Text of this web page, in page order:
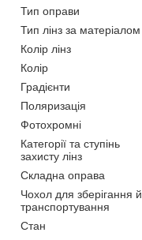
Тип оправи
Тип лінз за матеріалом
Колір лінз
Колір
Градієнти
Поляризація
Фотохромні
Категорії та ступінь
захисту лінз
Складна оправа
Чохол для зберігання й
транспортування
Стан